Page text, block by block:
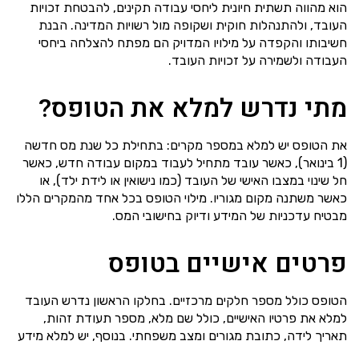
הוא מהווה תשתית חיונית ליחסי עבודה תקינים, להבטחת זכויות
העובד, ולהתנהלות חוקית ושקופה מול רשויות המדינה. הבנת
חשיבותו והקפדה על מילויו המדויק הם מפתח להצלחה ביחסי
העבודה ולשמירה על זכויות העובד.
מתי נדרש למלא את הטופס?
את הטופס יש למלא במספר מקרים: בתחילת כל שנת מס חדשה
(1 בינואר), כאשר עובד מתחיל לעבוד במקום עבודה חדש, כאשר
חל שינוי במצבו האישי של העובד (כמו נישואין או לידת ילד), או
כאשר משתנה מקום מגוריו. מילוי הטופס בכל אחד מהמקרים הללו
מבטיח עדכניות של המידע ודיוק בחישובי המס.
פרטים אישיים בטופס
הטופס כולל מספר חלקים מרכזיים. בחלקו הראשון נדרש העובד
למלא את פרטיו האישיים, כולל שם מלא, מספר תעודת זהות,
תאריך לידה, כתובת מגורים ומצב משפחתי. בנוסף, יש למלא מידע